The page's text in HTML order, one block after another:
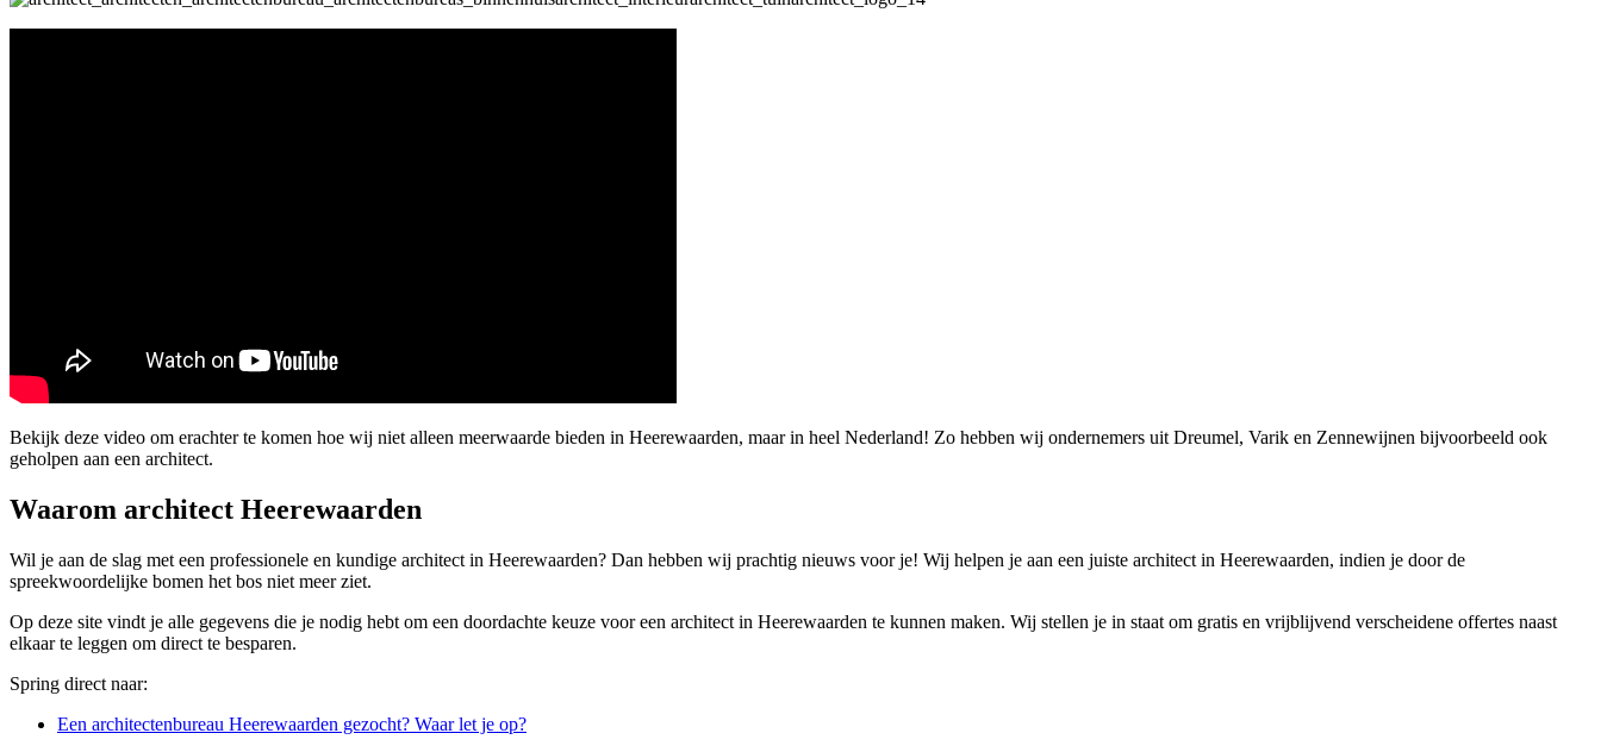
Bekijk deze video om erachter te komen hoe wij niet alleen meerwaarde bieden in Heerewaarden, maar in heel Nederland! Zo hebben wij ondernemers uit Dreumel, Varik en Zennewijnen bijvoorbeeld ook
geholpen aan een architect.
Waarom architect Heerewaarden
Wil je aan de slag met een professionele en kundige architect in Heerewaarden? Dan hebben wij prachtig nieuws voor je! Wij helpen je aan een juiste architect in Heerewaarden, indien je door de
spreekwoordelijke bomen het bos niet meer ziet.
Op deze site vindt je alle gegevens die je nodig hebt om een doordachte keuze voor een architect in Heerewaarden te kunnen maken. Wij stellen je in staat om gratis en vrijblijvend verscheidene offertes naast
elkaar te leggen om direct te besparen.
Spring direct naar:
Een architectenbureau Heerewaarden gezocht? Waar let je op?